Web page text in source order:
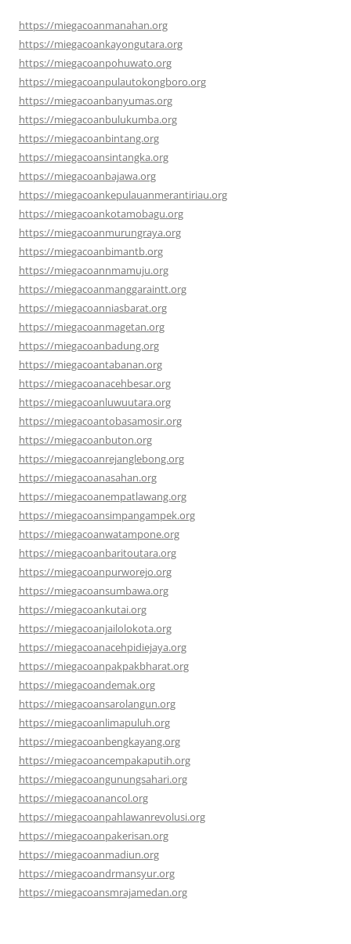
https://miegacoanmanahan.org
https://miegacoankayongutara.org
https://miegacoanpohuwato.org
https://miegacoanpulautokongboro.org
https://miegacoanbanyumas.org
https://miegacoanbulukumba.org
https://miegacoanbintang.org
https://miegacoansintangka.org
https://miegacoanbajawa.org
https://miegacoankepulauanmerantiriau.org
https://miegacoankotamobagu.org
https://miegacoanmurungraya.org
https://miegacoanbimantb.org
https://miegacoannmamuju.org
https://miegacoanmanggaraintt.org
https://miegacoanniasbarat.org
https://miegacoanmagetan.org
https://miegacoanbadung.org
https://miegacoantabanan.org
https://miegacoanacehbesar.org
https://miegacoanluwuutara.org
https://miegacoantobasamosir.org
https://miegacoanbuton.org
https://miegacoanrejanglebong.org
https://miegacoanasahan.org
https://miegacoanempatlawang.org
https://miegacoansimpangampek.org
https://miegacoanwatampone.org
https://miegacoanbaritoutara.org
https://miegacoanpurworejo.org
https://miegacoansumbawa.org
https://miegacoankutai.org
https://miegacoanjailolokota.org
https://miegacoanacehpidiejaya.org
https://miegacoanpakpakbharat.org
https://miegacoandemak.org
https://miegacoansarolangun.org
https://miegacoanlimapuluh.org
https://miegacoanbengkayang.org
https://miegacoancempakaputih.org
https://miegacoangunungsahari.org
https://miegacoanancol.org
https://miegacoanpahlawanrevolusi.org
https://miegacoanpakerisan.org
https://miegacoanmadiun.org
https://miegacoandrmansyur.org
https://miegacoansmrajamedan.org